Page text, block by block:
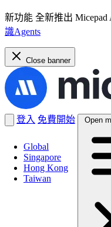
新功能 全新推出
識Agents
Close banner
Global
Singapore
Hong Kong
Taiwan
登入 免費開始 Open